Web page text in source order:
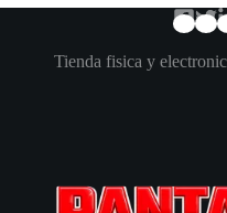
Tienda fisica y